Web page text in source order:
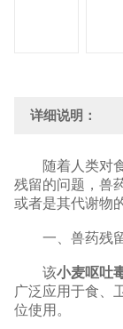
详细说明：
随着人类对食
残留的问题，兽
或者是其代谢物
一、兽药残留
该小麦呕吐
广泛应用于食、
位使用。